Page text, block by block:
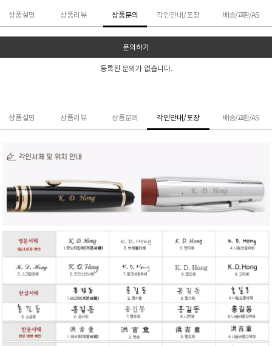
상품설명 상품리뷰 상품문의 각인안내/포장 배송/교환/AS
문의하기
등록된 문의가 없습니다.
상품설명 상품리뷰 상품문의 각인안내/포장 배송/교환/AS